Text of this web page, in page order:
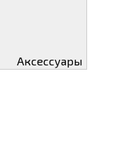
Аксессуары